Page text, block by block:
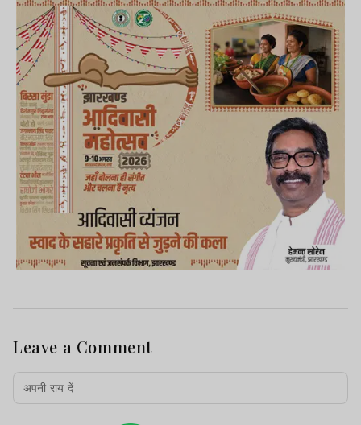
Leave a Comment